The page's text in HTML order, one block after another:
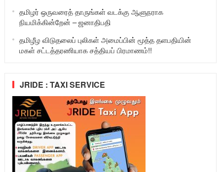
தமிழர் ஒருவரைத் தாருங்கள் வடக்கு ஆளுநராக
நியமிக்கின்றேன் – ஜனாதிபதி
தமிழீழ விடுதலைப் புலிகள் அமைப்பின் மூத்த தளபதியின்
மகள் சட்டத்தரணியாக சத்தியப் பிரமாணம்!!
JRIDE : TAXI SERVICE